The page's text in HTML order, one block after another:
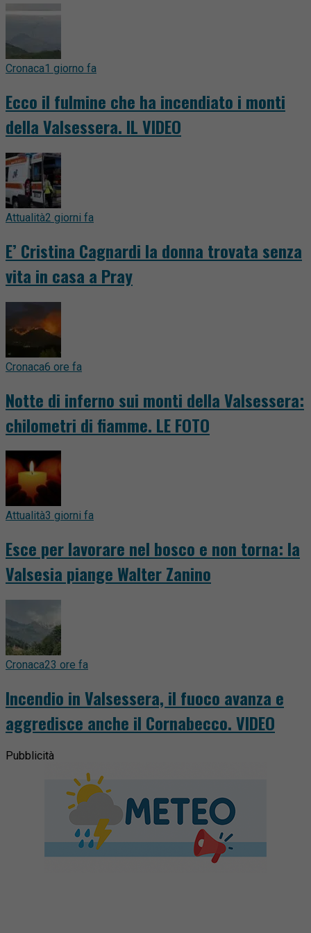
Cronaca1 giorno fa
Ecco il fulmine che ha incendiato i monti
della Valsessera. IL VIDEO
Attualità2 giorni fa
E’ Cristina Cagnardi la donna trovata senza
vita in casa a Pray
Cronaca6 ore fa
Notte di inferno sui monti della Valsessera:
chilometri di fiamme. LE FOTO
Attualità3 giorni fa
Esce per lavorare nel bosco e non torna: la
Valsesia piange Walter Zanino
Cronaca23 ore fa
Incendio in Valsessera, il fuoco avanza e
aggredisce anche il Cornabecco. VIDEO
Pubblicità